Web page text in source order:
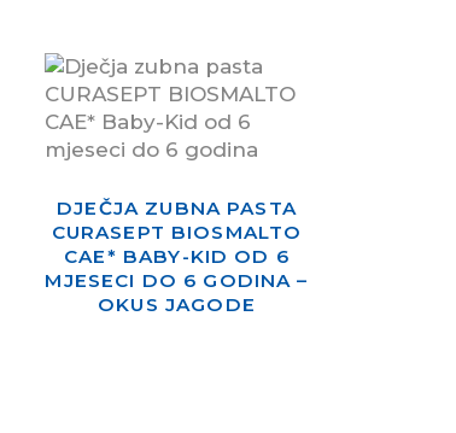
DJEČJA ZUBNA PASTA
CURASEPT BIOSMALTO
CAE* BABY-KID OD 6
MJESECI DO 6 GODINA –
OKUS JAGODE